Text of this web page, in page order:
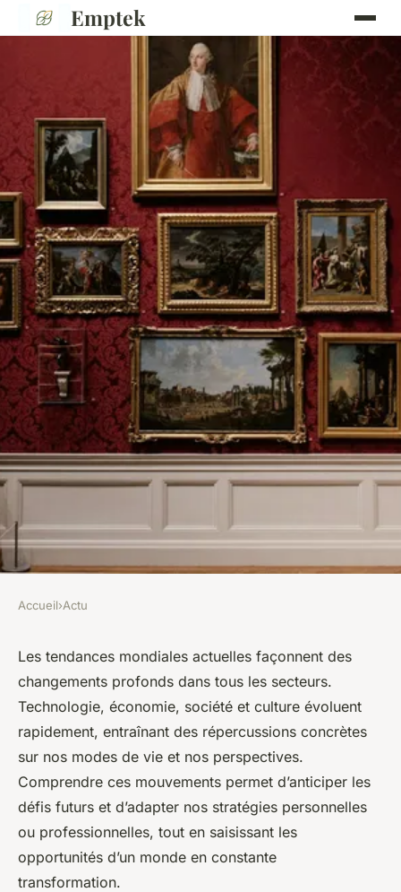
Emptek
Tendances du jour : explorez
ce qui façonne le monde
actuel
Olivia•11 octobre 2025•9 min de lecture
Accueil›Actu
Les tendances mondiales actuelles façonnent des
changements profonds dans tous les secteurs.
Technologie, économie, société et culture évoluent
rapidement, entraînant des répercussions concrètes
sur nos modes de vie et nos perspectives.
Comprendre ces mouvements permet d’anticiper les
défis futurs et d’adapter nos stratégies personnelles
ou professionnelles, tout en saisissant les
opportunités d’un monde en constante
transformation.